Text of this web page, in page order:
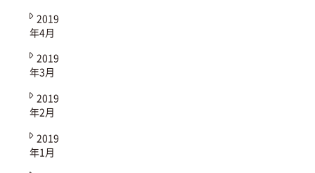
2019
年4月
2019
年3月
2019
年2月
2019
年1月